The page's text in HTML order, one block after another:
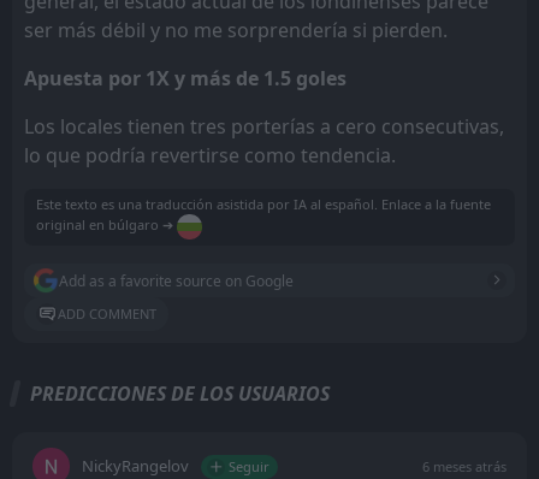
ser más débil y no me sorprendería si pierden.
Apuesta por 1X y más de 1.5 goles
Los locales tienen tres porterías a cero consecutivas,
lo que podría revertirse como tendencia.
Este texto es una traducción asistida por IA al español. Enlace a la fuente
original en búlgaro ➔
Add as a favorite source on Google
ADD COMMENT
PREDICCIONES DE LOS USUARIOS
NickyRangelov Seguir 6 meses atrás